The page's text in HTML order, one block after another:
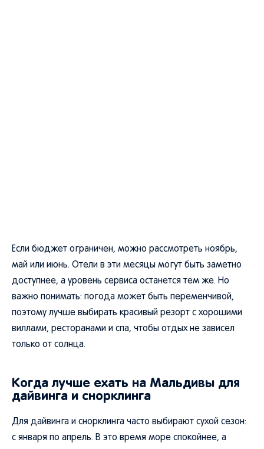
Если бюджет ограничен, можно рассмотреть ноябрь,
май или июнь. Отели в эти месяцы могут быть заметно
доступнее, а уровень сервиса останется тем же. Но
важно понимать: погода может быть переменчивой,
поэтому лучше выбирать красивый резорт с хорошими
виллами, ресторанами и спа, чтобы отдых не зависел
только от солнца.
Когда лучше ехать на Мальдивы для
дайвинга и снорклинга
Для дайвинга и снорклинга часто выбирают сухой сезон:
с января по апрель. В это время море спокойнее, а